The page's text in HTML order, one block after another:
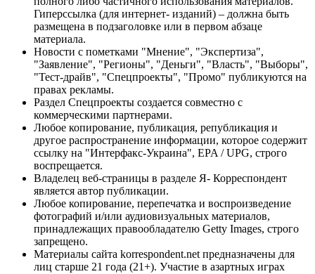
Гиперссылка (для интернет- изданий) – должна быть
размещена в подзаголовке или в первом абзаце
материала.
Новости с пометками "Мнение", "Экспертиза",
"Заявление", "Регионы", "Деньги", "Власть", "Выборы",
"Тест-драйв", "Спецпроекты", "Промо" публикуются на
правах рекламы.
Раздел Спецпроекты создается совместно с
коммерческими партнерами.
Любое копирование, публикация, републикация и
другое распространение информации, которое содержит
ссылку на "Интерфакс-Украина", EPA / UPG, строго
воспрещается.
Владелец веб-страницы в разделе Я- Корреспондент
является автор публикации.
Любое копирование, перепечатка и воспроизведение
фотографий и/или аудиовизуальных материалов,
принадлежащих правообладателю Getty Images, строго
запрещено.
Материалы сайта korrespondent.net предназначены для
лиц старше 21 года (21+). Участие в азартных играх